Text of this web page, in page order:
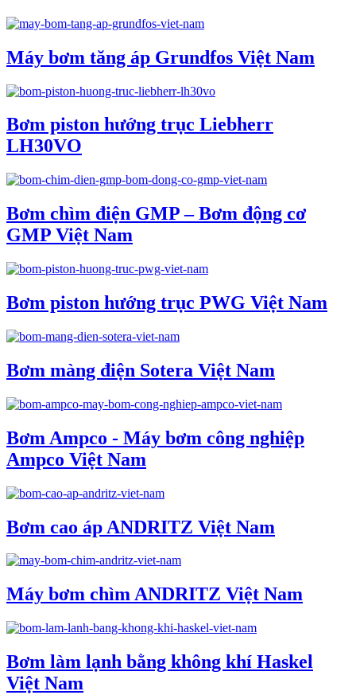
Máy bơm tăng áp Grundfos Việt Nam
Bơm piston hướng trục Liebherr
LH30VO
Bơm chìm điện GMP – Bơm động cơ
GMP Việt Nam
Bơm piston hướng trục PWG Việt Nam
Bơm màng điện Sotera Việt Nam
Bơm Ampco - Máy bơm công nghiệp
Ampco Việt Nam
Bơm cao áp ANDRITZ Việt Nam
Máy bơm chìm ANDRITZ Việt Nam
Bơm làm lạnh bằng không khí Haskel
Việt Nam